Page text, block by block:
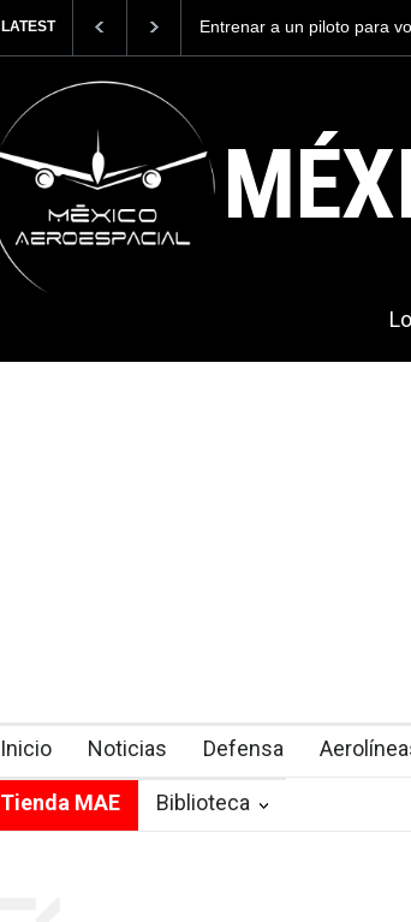
LATESTEntrenar a un piloto para volar los nuevos C-
Inicio Noticias Defensa
Tienda MAE Biblioteca